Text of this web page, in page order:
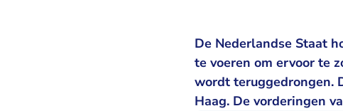
De Nederlandse Staat
te voeren om ervoor te
wordt teruggedrongen.
Haag. De vorderingen